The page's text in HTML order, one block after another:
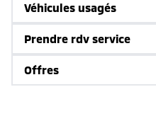
Véhicules usagés
Prendre rdv service
Offres